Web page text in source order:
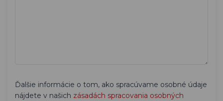
Ďalšie informácie o tom, ako spracúvame osobné údaje
nájdete v našich zásadách spracovania osobných